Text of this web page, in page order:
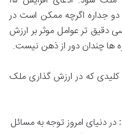
دو جداره اگرچه ممکن است در
دقیق تر عوامل موثربر ارزش
هاچندان دور ازذهن نیست.
کلیدی که در ارزش گذاری ملک
: دردنیای امروز توجه به مسائل